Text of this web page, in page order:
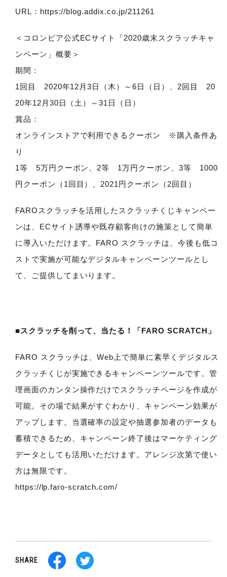
URL： https://blog.addix.co.jp/211261
＜コロンビア公式ECサイト「2020歳末スクラッチキャ
ンペーン」概要＞
期間：
1回目 2020年12月3日（木）～6日（日）、2回目 20
20年12月30日（土）～31日（日）
賞品：
オンラインストアで利用できるクーポン ※購入条件あ
り
1等 5万円クーポン、2等 1万円クーポン、3等 1000
円クーポン（1回目）、2021円クーポン（2回目）
FAROスクラッチを活用したスクラッチくじキャンペー
ンは、ECサイト誘導や既存顧客向けの施策として簡単
に導入いただけます。FARO スクラッチは、今後も低コ
ストで実施が可能なデジタルキャンペーンツールとし
て、ご提供してまいります。
■スクラッチを削って、当たる！「FARO SCRATCH」
FARO スクラッチは、Web上で簡単に素早くデジタルス
クラッチくじが実施できるキャンペーンツールです。管
理画面のカンタン操作だけでスクラッチページを作成が
可能。その場で結果がすぐわかり、キャンペーン効果が
アップします。当選確率の設定や抽選参加者のデータも
蓄積できるため、キャンペーン終了後はマーケティング
データとしても活用いただけます。アレンジ次第で使い
方は無限です。
https://lp.faro-scratch.com/
SHARE